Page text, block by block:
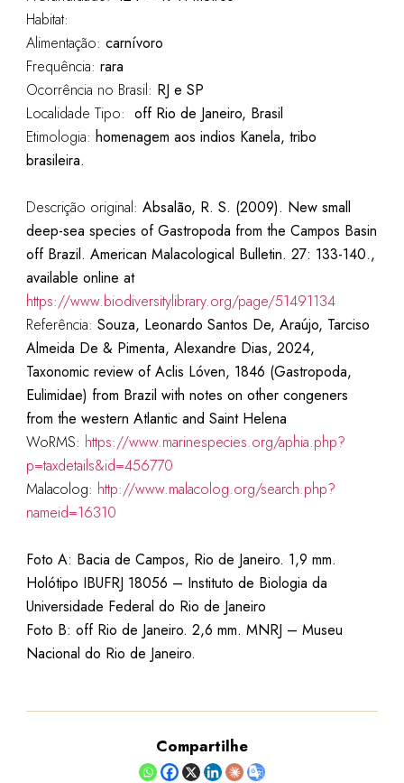
Habitat:
Alimentação: carnívoro
Frequência: rara
Ocorrência no Brasil: RJ e SP
Localidade Tipo: off Rio de Janeiro, Brasil
Etimologia: homenagem aos indios Kanela, tribo
brasileira.
Descrição original: Absalão, R. S. (2009). New small
deep-sea species of Gastropoda from the Campos Basin
off Brazil. American Malacological Bulletin. 27: 133-140.,
available online at
https://www.biodiversitylibrary.org/page/51491134
Referência: Souza, Leonardo Santos De, Araújo, Tarciso
Almeida De & Pimenta, Alexandre Dias, 2024,
Taxonomic review of Aclis Lóven, 1846 (Gastropoda,
Eulimidae) from Brazil with notes on other congeners
from the western Atlantic and Saint Helena
WoRMS: https://www.marinespecies.org/aphia.php?
p=taxdetails&id=456770
Malacolog: http://www.malacolog.org/search.php?
nameid=16310
Foto A: Bacia de Campos, Rio de Janeiro. 1,9 mm.
Holótipo IBUFRJ 18056 – Instituto de Biologia da
Universidade Federal do Rio de Janeiro
Foto B: off Rio de Janeiro. 2,6 mm. MNRJ – Museu
Nacional do Rio de Janeiro.
Compartilhe